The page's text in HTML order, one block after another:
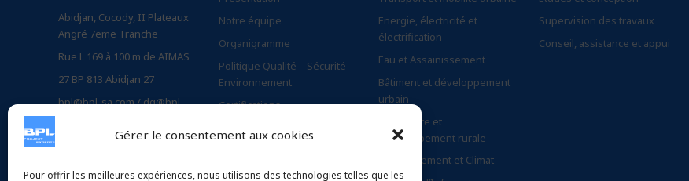
Gérer le consentement aux cookies
Pour offrir les meilleures expériences, nous utilisons des technologies telles que les
Abidjan, Cocody, II Plateaux
Angré 7eme Tranche
Rue L 169 à 100 m de AIMAS
27 BP 813 Abidjan 27
bpl@bpl-sa.com / dg@bpl-
Notre équipe
Organigramme
Politique Qualité – Sécurité –
Environnement
Certifications
Vision 2030
Energie, électricité et
électrification
Eau et Assainissement
Bâtiment et développement
urbain
Agriculture et
Développement rurale
Environnement et Climat
Supervision des travaux
Conseil, assistance et appui